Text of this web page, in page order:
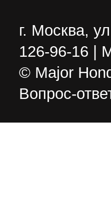
г. Москва,
126-96-16 |
© Major
Вопрос-